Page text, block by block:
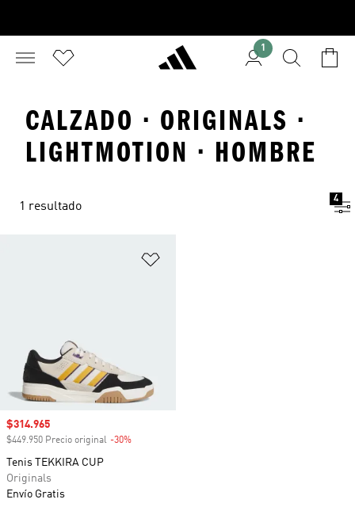
1
CALZADO · ORIGINALS ·
LIGHTMOTION · HOMBRE
1 resultado
4
Precio de venta
$314.965
$449.950 Precio original -30%
Tenis TEKKIRA CUP
Originals
Envío Gratis